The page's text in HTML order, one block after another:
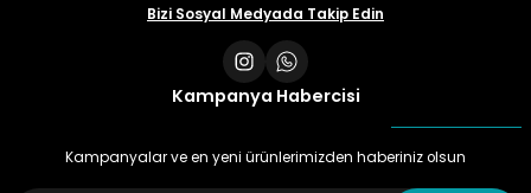
Bizi Sosyal Medyada Takip Edin
Kampanya Habercisi
Kampanyalar ve en yeni ürünlerimizden haberiniz olsun